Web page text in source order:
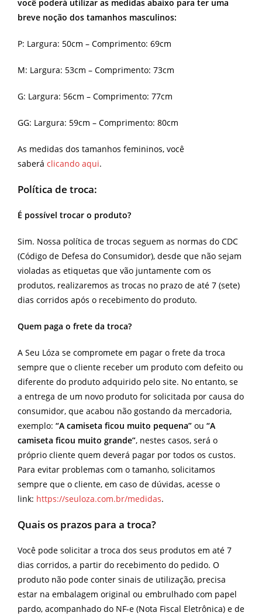
você poderá utilizar as medidas abaixo para ter uma
breve noção dos tamanhos masculinos:
P: Largura: 50cm – Comprimento: 69cm
M: Largura: 53cm – Comprimento: 73cm
G: Largura: 56cm – Comprimento: 77cm
GG: Largura: 59cm – Comprimento: 80cm
As medidas dos tamanhos femininos, você
saberá clicando aqui.
Política de troca:
É possível trocar o produto?
Sim. Nossa política de trocas seguem as normas do CDC
(Código de Defesa do Consumidor), desde que não sejam
violadas as etiquetas que vão juntamente com os
produtos, realizaremos as trocas no prazo de até 7 (sete)
dias corridos após o recebimento do produto.
Quem paga o frete da troca?
A Seu Lóza se compromete em pagar o frete da troca
sempre que o cliente receber um produto com defeito ou
diferente do produto adquirido pelo site. No entanto, se
a entrega de um novo produto for solicitada por causa do
consumidor, que acabou não gostando da mercadoria,
exemplo: “A camiseta ficou muito pequena” ou “A
camiseta ficou muito grande”, nestes casos, será o
próprio cliente quem deverá pagar por todos os custos.
Para evitar problemas com o tamanho, solicitamos
sempre que o cliente, em caso de dúvidas, acesse o
link: https://seuloza.com.br/medidas.
Quais os prazos para a troca?
Você pode solicitar a troca dos seus produtos em até 7
dias corridos, a partir do recebimento do pedido. O
produto não pode conter sinais de utilização, precisa
estar na embalagem original ou embrulhado com papel
pardo, acompanhado do NF-e (Nota Fiscal Eletrônica) e de